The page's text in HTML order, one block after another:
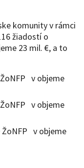
komunity v rámci
žiadostí o
23 mil. €, a to
v objeme
v objeme
ŽoNFP v objeme